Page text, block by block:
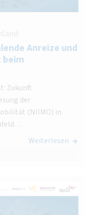
Anreize und
Zukunft
der
(NIIMO) in
Weiterlesen